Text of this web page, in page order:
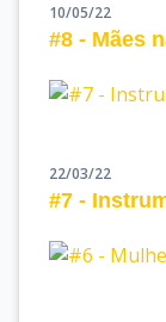
10/05/22
#8 - Mães
22/03/22
#7 -